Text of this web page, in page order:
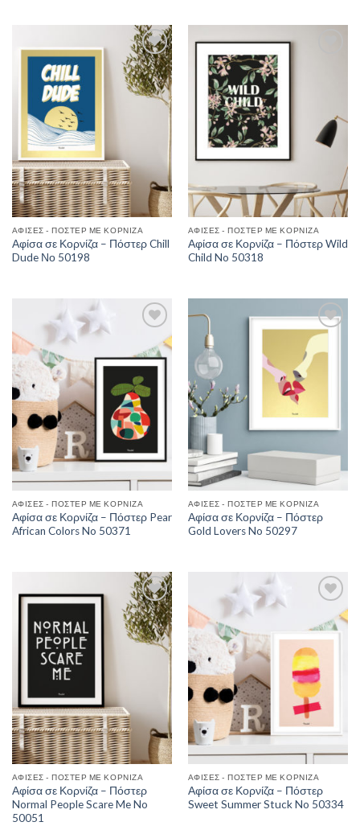
Add to
Wishlist
ΑΦΊΣΕΣ - ΠΌΣΤΕΡ ΜΕ ΚΟΡΝΊΖΑ
Αφίσα σε Κορνίζα – Πόστερ Chill
Dude Νο 50198
ΑΦΊΣΕΣ - ΠΌΣΤΕΡ ΜΕ ΚΟΡΝΊΖΑ
Αφίσα σε Κορνίζα – Πόστερ Wild
Child No 50318
Wishlist
ΑΦΊΣΕΣ - ΠΌΣΤΕΡ ΜΕ ΚΟΡΝΊΖΑ
Αφίσα σε Κορνίζα – Πόστερ Pear
African Colors No 50371
Add to
Wishlist
ΑΦΊΣΕΣ - ΠΌΣΤΕΡ ΜΕ ΚΟΡΝΊΖΑ
Αφίσα σε Κορνίζα – Πόστερ
Gold Lovers No 50297
Add to
Wishlist
ΑΦΊΣΕΣ - ΠΌΣΤΕΡ ΜΕ ΚΟΡΝΊΖΑ
Αφίσα σε Κορνίζα – Πόστερ
Normal People Scare Me No
50051
Wishlist
ΑΦΊΣΕΣ - ΠΌΣΤΕΡ ΜΕ ΚΟΡΝΊΖΑ
Αφίσα σε Κορνίζα – Πόστερ
Sweet Summer Stuck No 50334